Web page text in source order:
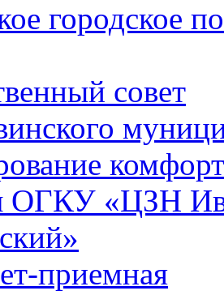
городское
совет
ОГКУ «ЦЗН
приемная